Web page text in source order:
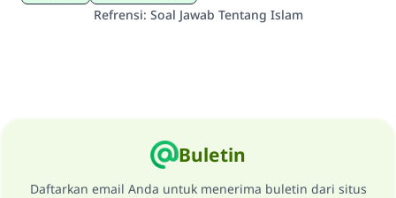
Refrensi: Soal Jawab Tentang Islam
Buletin
Daftarkan email Anda untuk menerima buletin dari situs